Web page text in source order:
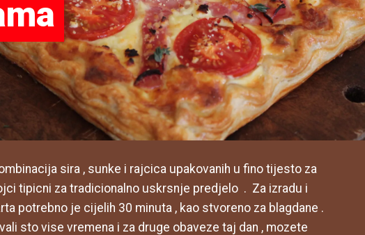
sira , sunke i rajcica upakovanih u fino tijesto za
tipicni za tradicionalno uskrsnje predjelo . Za izradu i
potrebno je cijelih 30 minuta , kao stvoreno za blagdane .
sto vise vremena i za druge obaveze taj dan , mozete